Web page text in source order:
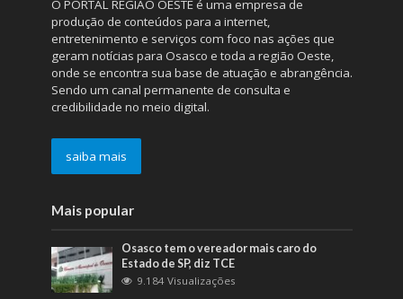
O PORTAL REGIÃO OESTE é uma empresa de
produção de conteúdos para a internet,
entretenimento e serviços com foco nas ações que
geram notícias para Osasco e toda a região Oeste,
onde se encontra sua base de atuação e abrangência.
Sendo um canal permanente de consulta e
credibilidade no meio digital.
saiba mais
Mais popular
Osasco tem o vereador mais caro do
Estado de SP, diz TCE
9.184 Visualizações